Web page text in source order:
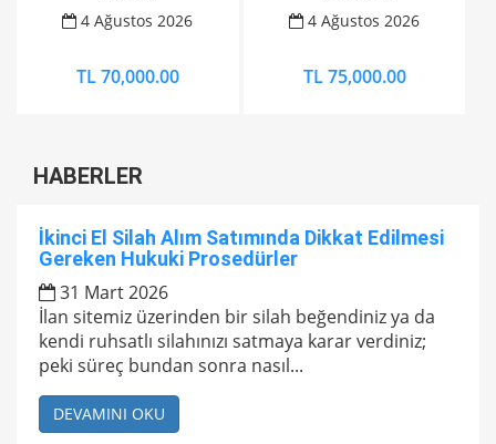
4 Ağustos 2026
TL 70,000.00
4 Ağustos 2026
TL 75,000.00
HABERLER
İkinci El Silah Alım Satımında Dikkat Edilmesi
Gereken Hukuki Prosedürler
31 Mart 2026
İlan sitemiz üzerinden bir silah beğendiniz ya da
kendi ruhsatlı silahınızı satmaya karar verdiniz;
peki süreç bundan sonra nasıl...
DEVAMINI OKU